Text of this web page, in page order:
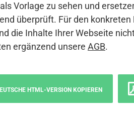
Vorlage zu sehen und
überprüft. Für den
die Inhalte Ihrer Webseite
ergänzend unsere AGB.
HTML-VERSION KOPIEREN